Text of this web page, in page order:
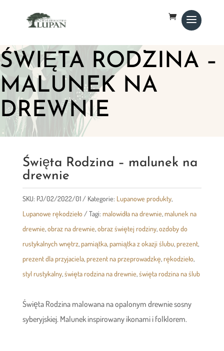
ŚWIĘTA RODZINA –
MALUNEK NA
DREWNIE
Święta Rodzina – malunek na
drewnie
SKU: PJ/02/2022/01 Kategorie: Lupanowe produkty,
Lupanowe rękodzieło
Tagi: malowidła na drewnie,malunek na
drewnie,obraz na drewnie,obraz świętej rodziny,ozdoby do
rustykalnych wnętrz,pamiątka,pamiątka z okazji ślubu,prezent,
prezent dla przyjaciela,prezent na przeprowadzkę,rękodzieło,
styl rustykalny,święta rodzina na drewnie,święta rodzina na ślub
Święta Rodzina malowana na opalonym drewnie sosny
syberyjskiej. Malunek inspirowany ikonami i folklorem.